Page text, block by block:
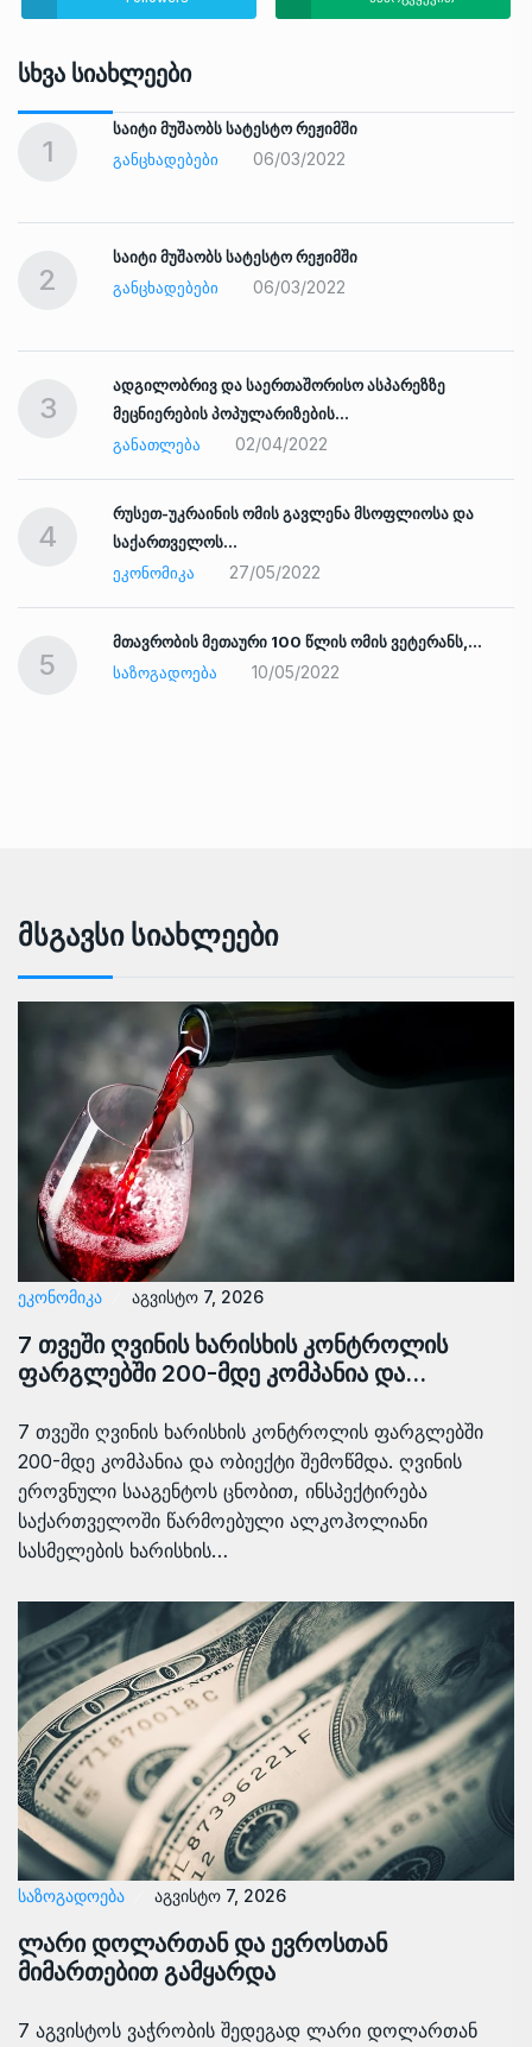
Სხვა Სიახლეები
1
საიტი მუშაობს სატესტო რეჟიმში
ᲒᲐᲜᲪᲮᲐᲓᲔᲑᲔᲑᲘ
06/03/2022
2
საიტი მუშაობს სატესტო რეჟიმში
ᲒᲐᲜᲪᲮᲐᲓᲔᲑᲔᲑᲘ
06/03/2022
3
ადგილობრივ და საერთაშორისო ასპარეზზე
მეცნიერების პოპულარიზების…
ᲒᲐᲜᲐᲗᲚᲔᲑᲐ
02/04/2022
4
რუსეთ-უკრაინის ომის გავლენა მსოფლიოსა და
საქართველოს…
ᲔᲙᲝᲜᲝᲛᲘᲙᲐ
27/05/2022
5
მთავრობის მეთაური 100 წლის ომის ვეტერანს,…
ᲡᲐᲖᲝᲒᲐᲓᲝᲔᲑᲐ
10/05/2022
Მსგავსი Სიახლეები
ᲔᲙᲝᲜᲝᲛᲘᲙᲐ აგვისტო 7, 2026
7 თვეში ღვინის ხარისხის კონტროლის
ფარგლებში 200-მდე კომპანია და…
7 თვეში ღვინის ხარისხის კონტროლის ფარგლებში
200-მდე კომპანია და ობიექტი შემოწმდა. ღვინის
ეროვნული სააგენტოს ცნობით, ინსპექტირება
საქართველოში წარმოებული ალკოჰოლიანი
სასმელების ხარისხის…
ᲡᲐᲖᲝᲒᲐᲓᲝᲔᲑᲐ აგვისტო 7, 2026
ლარი დოლართან და ევროსთან
მიმართებით გამყარდა
7 აგვისტოს ვაჭრობის შედეგად ლარი დოლართან